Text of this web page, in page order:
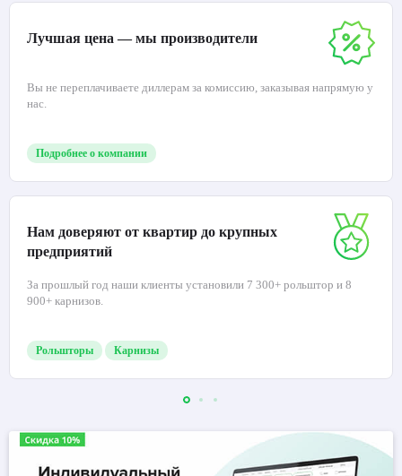
Лучшая цена — мы производители
Вы не переплачиваете диллерам за комиссию, заказывая напрямую у
нас.
Подробнее о компании
Нам доверяют от квартир до крупных
предприятий
За прошлый год наши клиенты установили 7 300+ рольштор и 8
900+ карнизов.
Рольшторы Карнизы